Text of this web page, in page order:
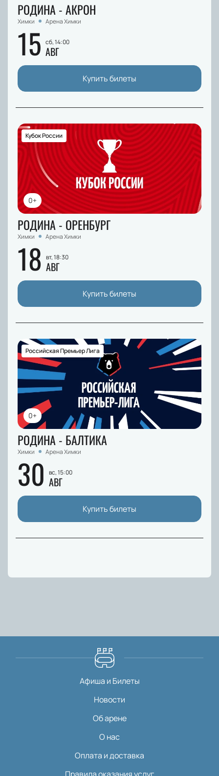
РОДИНА - АКРОН
Химки Арена Химки
15 сб, 14:00
АВГ
Купить билеты
0+
Кубок России
РОДИНА - ОРЕНБУРГ
Химки Арена Химки
18 вт, 18:30
АВГ
Купить билеты
0+
Российская Премьер Лига
РОДИНА - БАЛТИКА
Химки Арена Химки
30 вс, 15:00
АВГ
Купить билеты
Афиша и Билеты
Новости
Об арене
О нас
Оплата и доставка